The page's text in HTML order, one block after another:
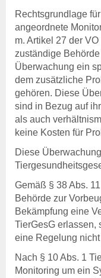
Rechtsgrundlage
angeordnete
m. Artikel 27 der
zuständige
Überwachung ein
dem zusätzliche
gehören. Diese
sind in Bezug auf
als auch
keine Kosten für
Diese
Gemäß § 38 Abs.
Behörde zur
Bekämpfung eine
TierGesG erlassen,
eine Regelung
Nach § 10 Abs. 1
Monitoring um ein